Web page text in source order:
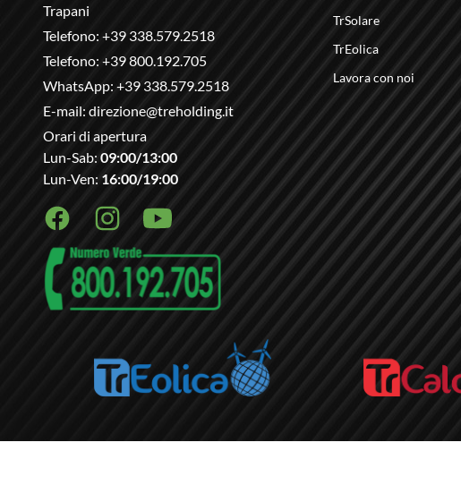
Trapani
Telefono: +39 338.579.2518
Telefono: +39 800.192.705
WhatsApp: +39 338.579.2518
E-mail: direzione@treholding.it
Orari di apertura
Lun-Sab: 09:00/13:00
Lun-Ven: 16:00/19:00
FacebookInstagramYoutube
TrSolare
TrEolica
Lavora con noi